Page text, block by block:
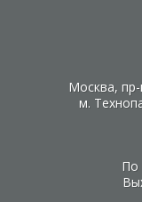
Москва,
м.
По